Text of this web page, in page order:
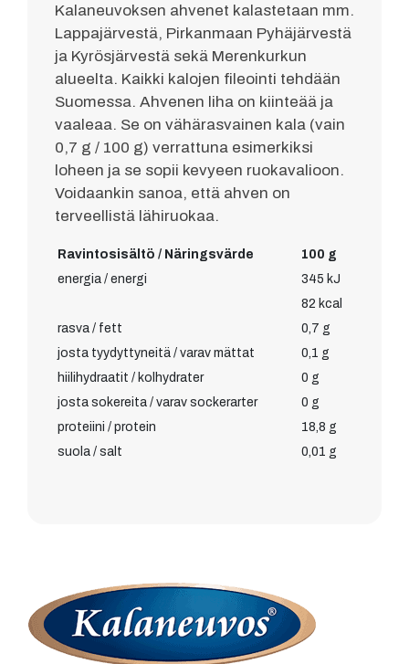
Kalaneuvoksen ahvenet kalastetaan mm.
Lappajärvestä, Pirkanmaan Pyhäjärvestä
ja Kyrösjärvestä sekä Merenkurkun
alueelta. Kaikki kalojen fileointi tehdään
Suomessa. Ahvenen liha on kiinteää ja
vaaleaa. Se on vähärasvainen kala (vain
0,7 g / 100 g) verrattuna esimerkiksi
loheen ja se sopii kevyeen ruokavalioon.
Voidaankin sanoa, että ahven on
terveellistä lähiruokaa.
Ravintosisältö / Näringsvärde
100 g
energia / energi
345 kJ
82 kcal
rasva / fett
0,7 g
josta tyydyttyneitä / varav mättat
0,1 g
hiilihydraatit / kolhydrater
0 g
josta sokereita / varav sockerarter
0 g
proteiini / protein
18,8 g
suola / salt
0,01 g